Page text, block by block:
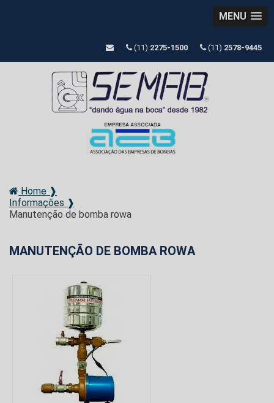
MENU
(11) 2578-9445
(11) 2275-1500
Home ❱
Informações ❱
Manutenção de bomba rowa
MANUTENÇÃO DE BOMBA ROWA